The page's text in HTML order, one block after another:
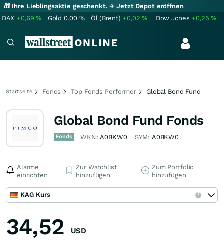
🎁 Ihre Lieblingsaktie geschenkt.→ Jetzt Depot eröffnen
DAX +0,69% Gold 0,00 % Öl (Brent) +0,02% Dow Jones +0,25%
Startseite Fonds Top Fonds Performer Global Bond Fund
Global Bond Fund Fonds
Fonds WKN:A0BKW0 SYM: A0BKW0
Alarme
einrichten
Zur Watchlist
hinzufügen
Zum Portfolio
hinzufügen
KAG Kurs
34,52 USD